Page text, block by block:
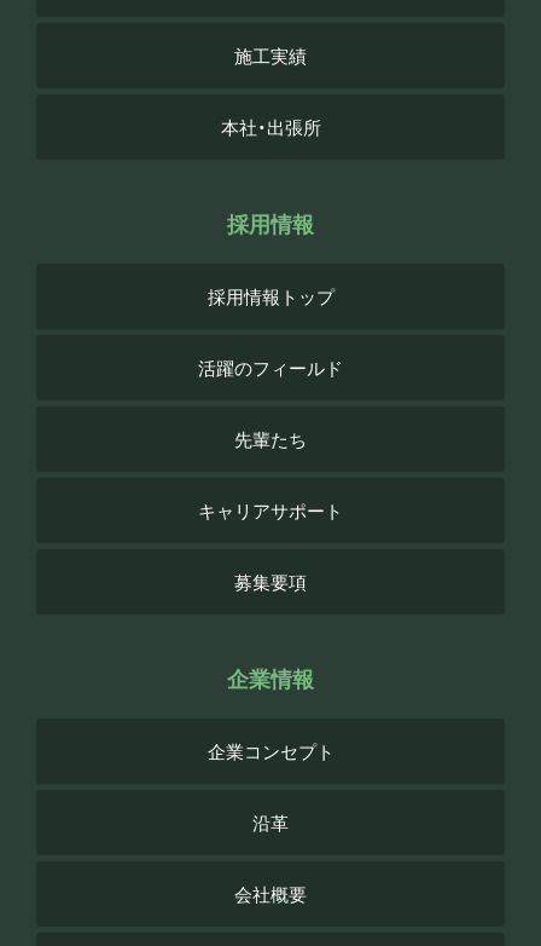
施工実績
本社・出張所
採用情報
採用情報トップ
活躍のフィールド
先輩たち
キャリアサポート
募集要項
企業情報
企業コンセプト
沿革
会社概要